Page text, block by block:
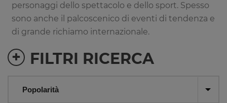
personaggi dello spettacolo e dello sport. Spesso
sono anche il palcoscenico di eventi di tendenza e
di grande richiamo internazionale.
FILTRI RICERCA
+